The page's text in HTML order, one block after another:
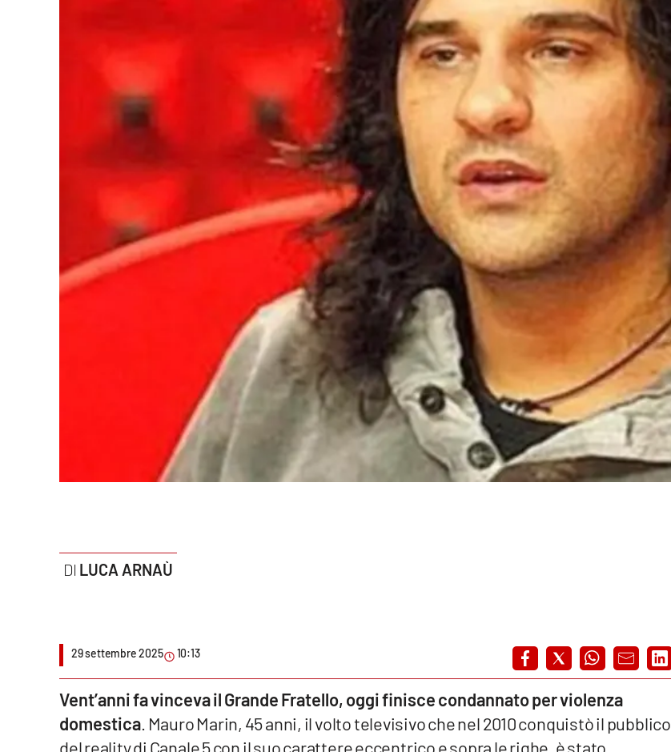
Parchi Marini Calabria
Imprese Di Calabria
Le perfidie di Antonella Grippo
Venti di comunicazione
LUCA ARNAÙ
29 settembre 2025 10:13
Vent’anni fa vinceva il Grande Fratello, oggi finisce condannato per violenza
domestica . Mauro Marin, 45 anni, il volto televisivo che nel 2010 conquistò il pubblico
del reality di Canale 5 con il suo carattere eccentrico e sopra le righe, è stato